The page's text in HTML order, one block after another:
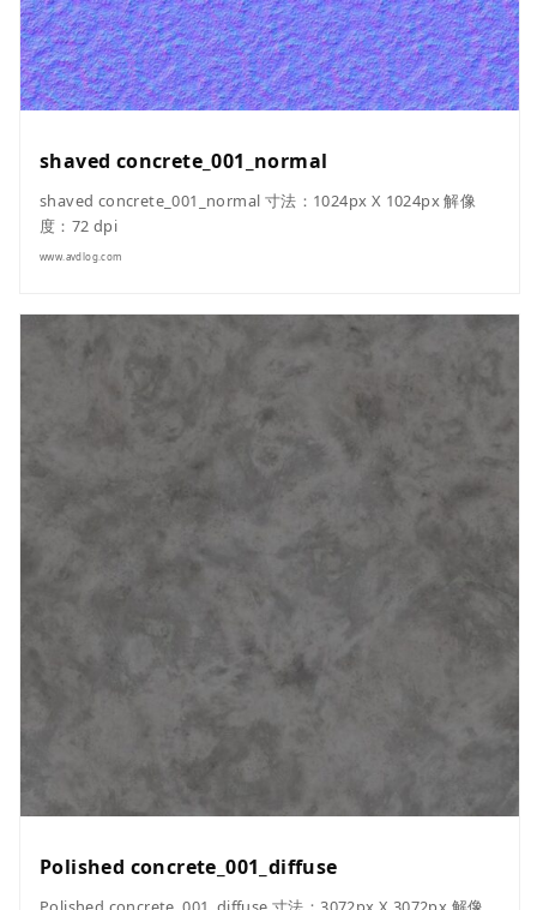
shaved concrete_001_normal
shaved concrete_001_normal 寸法：1024px X 1024px 解像
度：72 dpi
www.avdlog.com
Polished concrete_001_diffuse